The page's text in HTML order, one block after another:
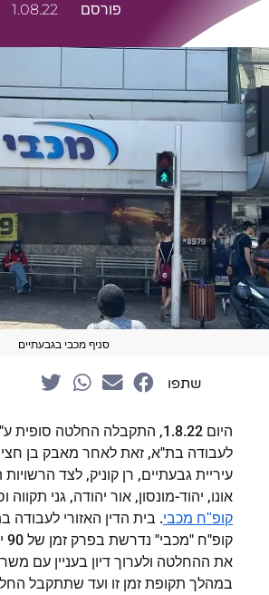
פורסם
1.08.22
סניף מכבי בגבעתיים
שתפו
היום 1.8.22, התקבלה החלטה
לעבודה בת"א, זאת לאחר מאבק בן
עיריית גבעתיים, רן קוניק, לצד
אונו, יהוד-מונסון, אור יהודה, גני תקווה
קופ"ח מכבי. בית הדין האזורי לעבודה
את ההחלטה ולערוך דיון בעניין עם
במהלך תקופת זמן זו ועד שתתקבל